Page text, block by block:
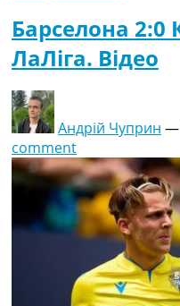
Барселона 2:0
ЛаЛіга. Відео
Андрій Чуприн —
comment